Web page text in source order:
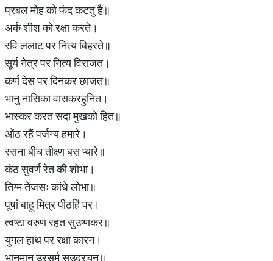
प्रबल मोह को फंद कटतु है॥
अर्क शीश को रक्षा करते।
रवि ललाट पर नित्य बिहरते॥
सूर्य नेत्र पर नित्य विराजत।
कर्ण देस पर दिनकर छाजत॥
भानु नासिका वासकरहुनित।
भास्कर करत सदा मुखको हित॥
ओंठ रहैं पर्जन्य हमारे।
रसना बीच तीक्ष्ण बस प्यारे॥
कंठ सुवर्ण रेत की शोभा।
तिग्म तेजसः कांधे लोभा॥
पूषां बाहू मित्र पीठहिं पर।
त्वष्टा वरुण रहत सुउष्णकर॥
युगल हाथ पर रक्षा कारन।
भानुमान उरसर्म सुउदरचन॥